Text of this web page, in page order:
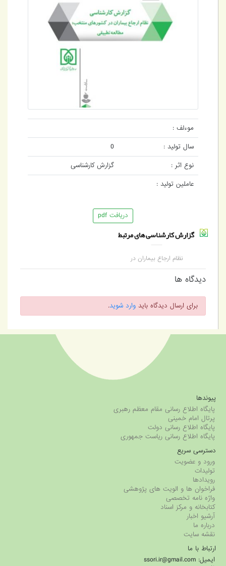
موءلف :
سال تولید :
نوع اثر :
گزارش کارشناسی
عاملین تولید :
دریافت pdf
گزارش کارشناسی های مرتبط
نظام ارجاع بیماران در
کشورهای منتخب؛
مطالعه تطبیقی دیدگاه ها
برای ارسال دیدگاه بایدوارد شوید.
پیوندها
پایگاه اطلاع رسانی مقام معظم رهبری
پرتال امام خمینی
پایگاه اطلاع رسانی دولت
پایگاه اطلاع رسانی ریاست جمهوری
دسترسی سریع
ورود و عضویت
تولیدات
رویدادها
فراخوان ها و الویت های پژوهشی
واژه نامه تخصصی
کتابخانه و مرکز اسناد
آرشیو اخبار
درباره ما
نقشه سایت
ارتباط با ما
ایمیل: ssori.ir@gmail.com